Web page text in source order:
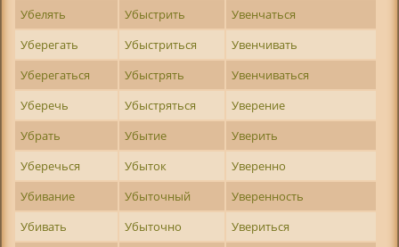
Убелять
Убыстрить
Увенчаться
Уберегать
Убыстриться
Увенчивать
Уберегаться
Убыстрять
Увенчиваться
Уберечь
Убыстряться
Уверение
Убрать
Убытие
Уверить
Уберечься
Убыток
Уверенно
Убивание
Убыточный
Уверенность
Убивать
Убыточно
Увериться